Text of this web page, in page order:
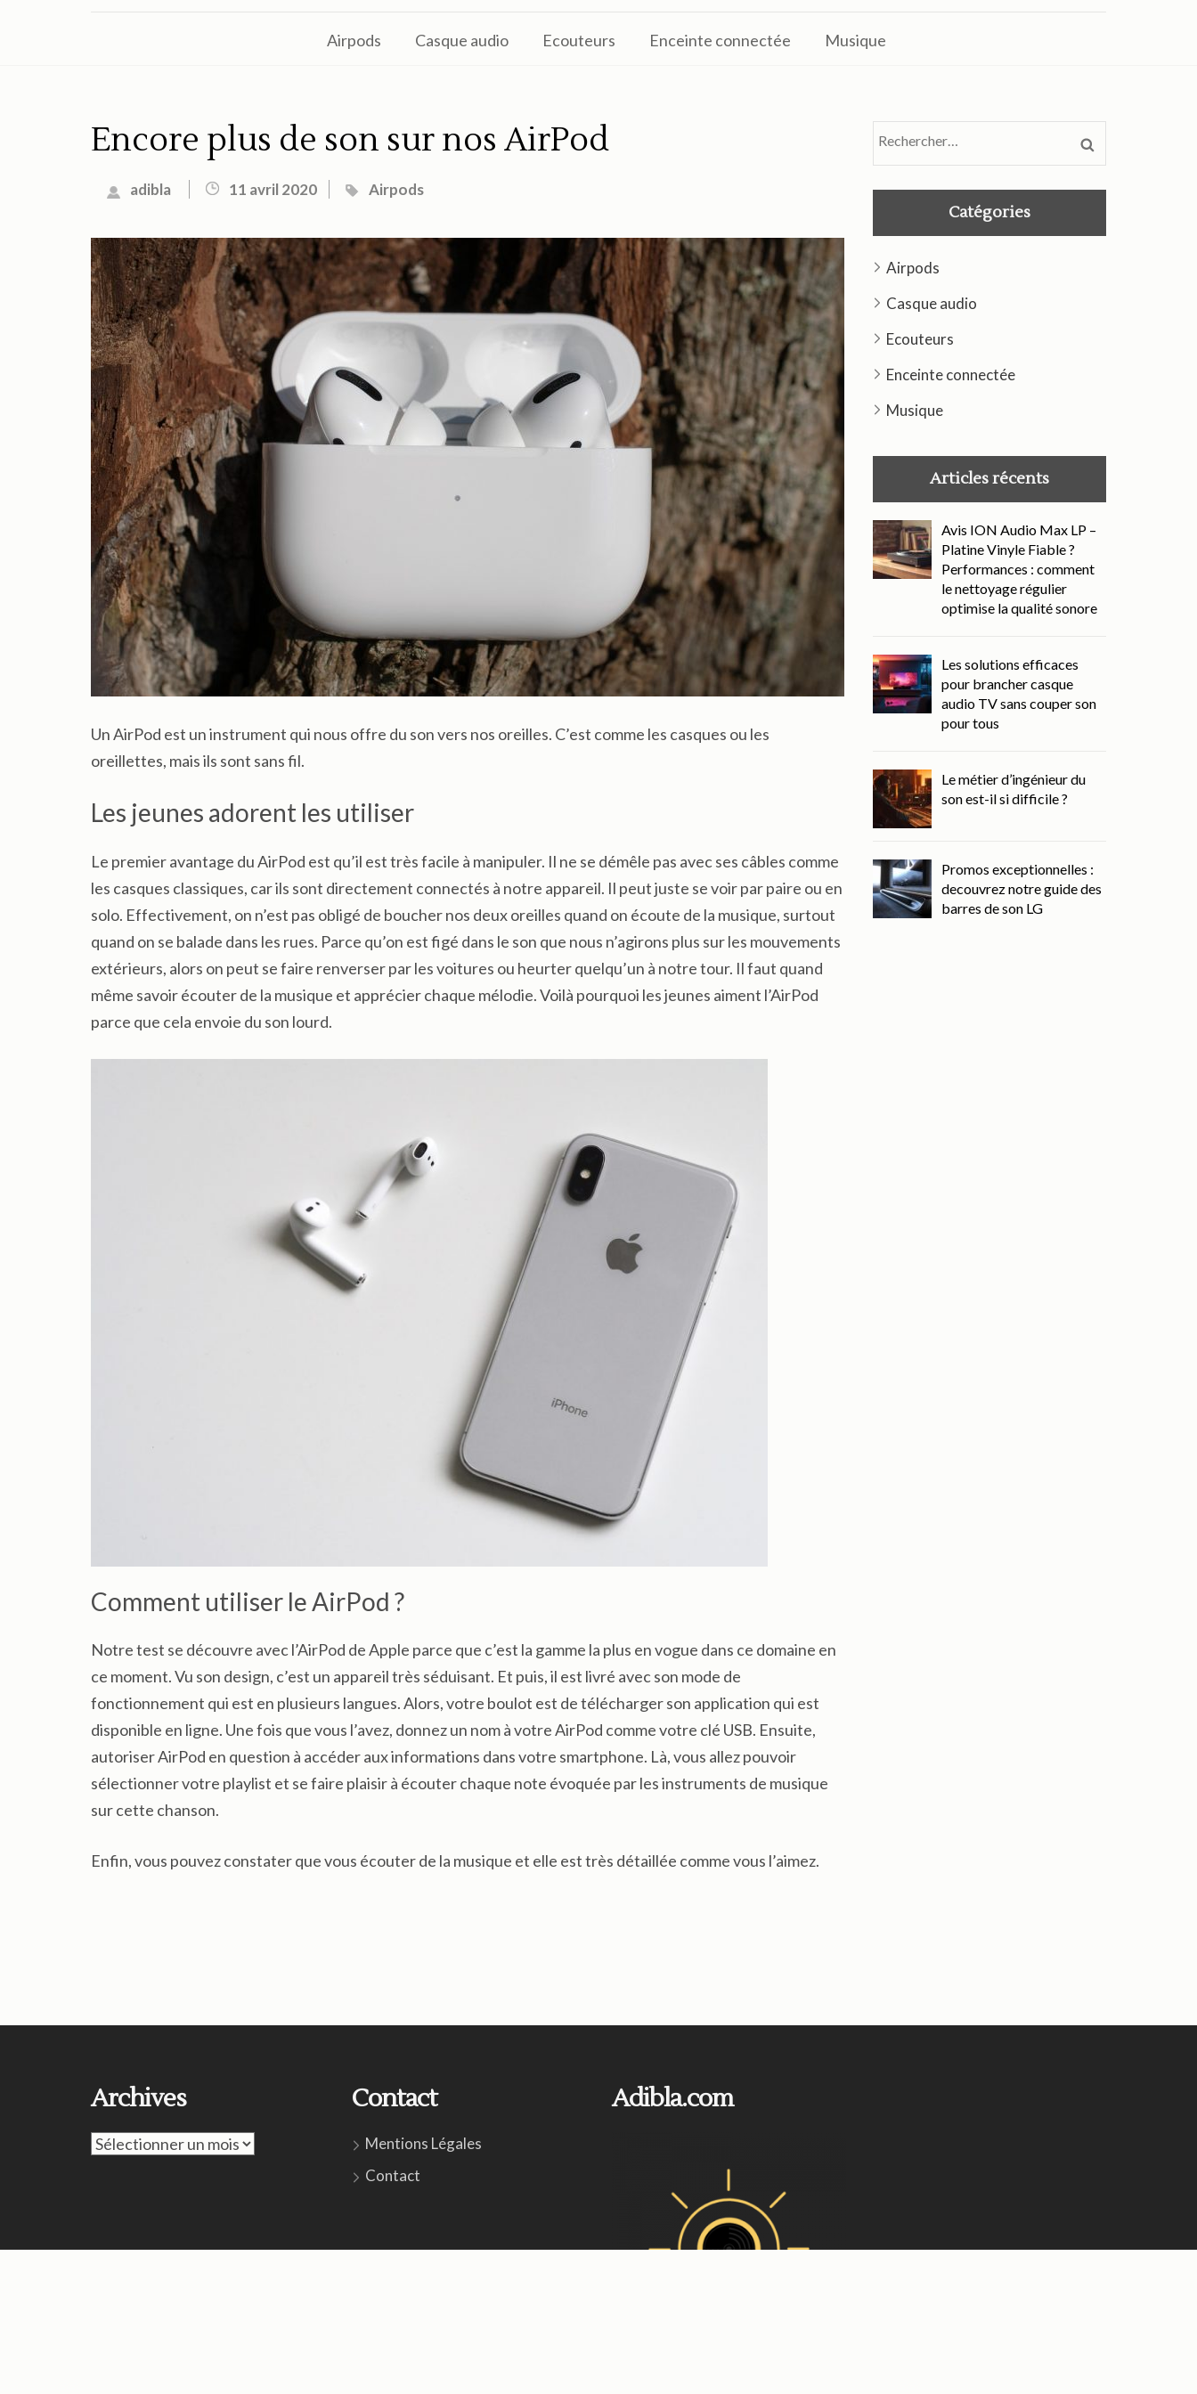
Airpods Casque audio Ecouteurs Enceinte connectée Musique
Encore plus de son sur nos AirPod
adibla 11 avril 2020 Airpods
Un AirPod est un instrument qui nous offre du son vers nos oreilles. C’est comme les casques ou les
oreillettes, mais ils sont sans fil.
Les jeunes adorent les utiliser
Le premier avantage du AirPod est qu’il est très facile à manipuler. Il ne se démêle pas avec ses câbles comme
les casques classiques, car ils sont directement connectés à notre appareil. Il peut juste se voir par paire ou en
solo. Effectivement, on n’est pas obligé de boucher nos deux oreilles quand on écoute de la musique, surtout
quand on se balade dans les rues. Parce qu’on est figé dans le son que nous n’agirons plus sur les mouvements
extérieurs, alors on peut se faire renverser par les voitures ou heurter quelqu’un à notre tour. Il faut quand
même savoir écouter de la musique et apprécier chaque mélodie. Voilà pourquoi les jeunes aiment l’AirPod
parce que cela envoie du son lourd.
Comment utiliser le AirPod ?
Notre test se découvre avec l’AirPod de Apple parce que c’est la gamme la plus en vogue dans ce domaine en
ce moment. Vu son design, c’est un appareil très séduisant. Et puis, il est livré avec son mode de
fonctionnement qui est en plusieurs langues. Alors, votre boulot est de télécharger son application qui est
disponible en ligne. Une fois que vous l’avez, donnez un nom à votre AirPod comme votre clé USB. Ensuite,
autoriser AirPod en question à accéder aux informations dans votre smartphone. Là, vous allez pouvoir
sélectionner votre playlist et se faire plaisir à écouter chaque note évoquée par les instruments de musique
sur cette chanson.
Enfin, vous pouvez constater que vous écouter de la musique et elle est très détaillée comme vous l’aimez.
Rechercher :
Catégories
Airpods
Casque audio
Ecouteurs
Enceinte connectée
Musique
Articles récents
Avis ION Audio Max LP –
Platine Vinyle Fiable ?
Performances : comment
le nettoyage régulier
optimise la qualité sonore
Les solutions efficaces
pour brancher casque
audio TV sans couper son
pour tous
Le métier d’ingénieur du
son est-il si difficile ?
Promos exceptionnelles :
decouvrez notre guide des
barres de son LG
Archives
Archives
Contact
Mentions Légales
Contact
Adibla.com